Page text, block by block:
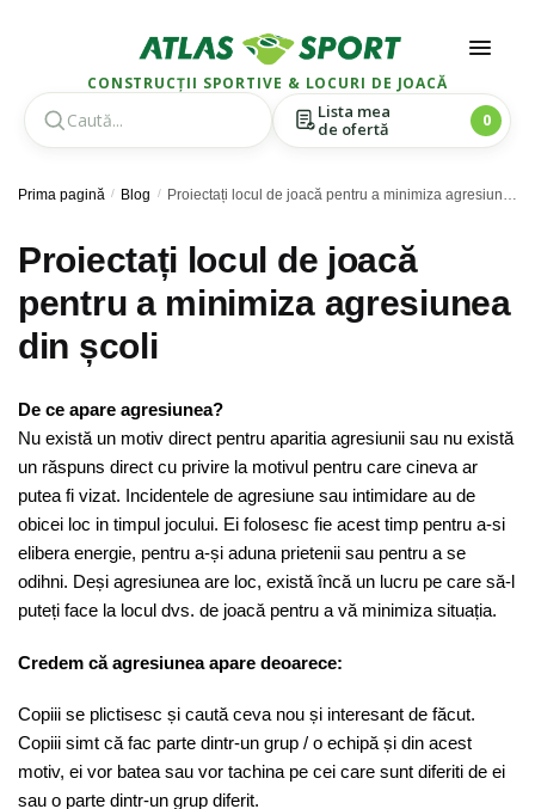
CONSTRUCȚII SPORTIVE & LOCURI DE JOACĂ
Lista mea
de ofertă
0
Prima pagină / Blog / Proiectați locul de joacă pentru a minimiza agresiunea din școli
Proiectați locul de joacă
pentru a minimiza agresiunea
din școli
De ce apare agresiunea?
Nu există un motiv direct pentru aparitia agresiunii sau nu există
un răspuns direct cu privire la motivul pentru care cineva ar
putea fi vizat. Incidentele de agresiune sau intimidare au de
obicei loc in timpul jocului. Ei folosesc fie acest timp pentru a-si
elibera energie, pentru a-și aduna prietenii sau pentru a se
odihni. Deși agresiunea are loc, există încă un lucru pe care să-l
puteți face la locul dvs. de joacă pentru a vă minimiza situația.
Credem că agresiunea apare deoarece:
Copiii se plictisesc și caută ceva nou și interesant de făcut.
Copiii simt că fac parte dintr-un grup / o echipă și din acest
motiv, ei vor batea sau vor tachina pe cei care sunt diferiti de ei
sau o parte dintr-un grup diferit.